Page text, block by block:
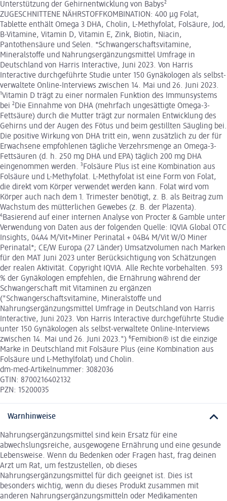
Unterstützung der Gehirnentwicklung von Babys²
ZUGESCHNITTENE NÄHRSTOFFKOMBINATION: 400 µg Folat,
Tablette enthält Omega 3 DHA, Cholin, L-Methyfolat, Folsäure, Jod,
B-Vitamine, Vitamin D, Vitamin E, Zink, Biotin, Niacin,
Pantothensäure und Selen. *Schwangerschaftsvitamine,
Mineralstoffe und Nahrungsergänzungsmittel Umfrage in
Deutschland von Harris Interactive, Juni 2023. Von Harris
Interactive durchgeführte Studie unter 150 Gynäkologen als selbst-
verwaltete Online-Interviews zwischen 14. Mai und 26. Juni 2023.
¹Vitamin D trägt zu einer normalen Funktion des Immunsystems
bei ²Die Einnahme von DHA (mehrfach ungesättigte Omega-3-
Fettsäure) durch die Mutter trägt zur normalen Entwicklung des
Gehirns und der Augen des Fötus und beim gestillten Säugling bei.
Die positive Wirkung von DHA tritt ein, wenn zusätzlich zu der für
Erwachsene empfohlenen tägliche Verzehrsmenge an Omega-3-
Fettsäuren (d. h. 250 mg DHA und EPA) täglich 200 mg DHA
eingenommen werden. ³Folsäure Plus ist eine Kombination aus
Folsäure und L-Methyfolat. L-Methyfolat ist eine Form von Folat,
die direkt vom Körper verwendet werden kann. Folat wird vom
Körper auch nach dem 1. Trimester benötigt, z. B. als Beitrag zum
Wachstum des mütterlichen Gewebes (z. B. der Plazenta).
⁴Basierend auf einer internen Analyse von Procter & Gamble unter
Verwendung von Daten aus der folgenden Quelle: IQVIA Global OTC
Insights, 04A4 M/Vit+Miner Perinatal + 04B4 M/Vit W/O Miner
Perinatal*; CE/W Europa (27 Länder) Umsatzvolumen nach Marken
für den MAT Juni 2023 unter Berücksichtigung von Schätzungen
der realen Aktivität. Copyright IQVIA. Alle Rechte vorbehalten. 593
% der Gynäkologen empfehlen, die Ernährung während der
Schwangerschaft mit Vitaminen zu ergänzen
("Schwangerschaftsvitamine, Mineralstoffe und
Nahrungsergänzungsmittel Umfrage in Deutschland von Harris
Interactive, Juni 2023. Von Harris Interactive durchgeführte Studie
unter 150 Gynäkologen als selbst-verwaltete Online-Interviews
zwischen 14. Mai und 26. Juni 2023.") ⁶Femibion® ist die einzige
Marke in Deutschland mit Folsäure Plus (eine Kombination aus
Folsäure und L-Methylfolat) und Cholin.
dm-med-Artikelnummer: 3082036
GTIN: 8700216402132
PZN: 15200035
Warnhinweise
Nahrungsergänzungsmittel sind kein Ersatz für eine
abwechslungsreiche, ausgewogene Ernährung und eine gesunde
Lebensweise. Wenn du Bedenken oder Fragen hast, frag deinen
Arzt um Rat, um festzustellen, ob dieses
Nahrungsergänzungsmittel für dich geeignet ist. Dies ist
besonders wichtig, wenn du dieses Produkt zusammen mit
anderen Nahrungsergänzungsmitteln oder Medikamenten